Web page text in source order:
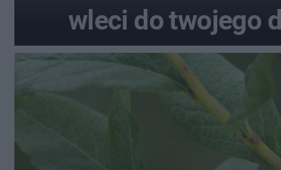
wleci do twojego